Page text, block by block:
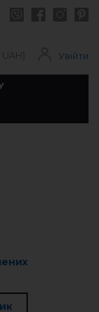
UAH) Увійти